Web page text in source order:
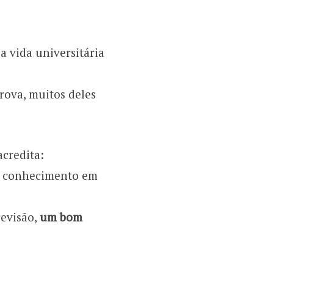
vida universitária
muitos deles
em
um bom